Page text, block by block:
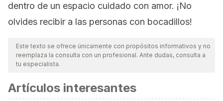
dentro de un espacio cuidado con amor. ¡No
olvides recibir a las personas con bocadillos!
Este texto se ofrece únicamente con propósitos informativos y no
reemplaza la consulta con un profesional. Ante dudas, consulta a
tu especialista.
Artículos interesantes